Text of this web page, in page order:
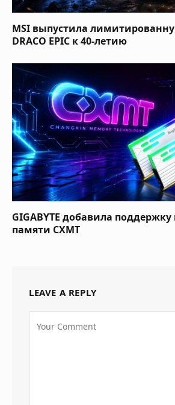
MSI выпустила
DRACO EPIC к 40-летию
GIGABYTE добавила
памяти CXMT
LEAVE A REPLY